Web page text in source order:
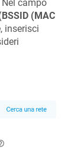
Nel campo
(MAC
inserisci